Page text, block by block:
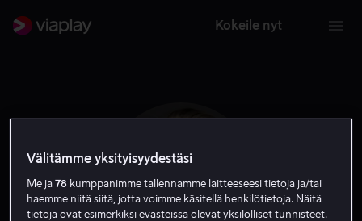
Kokeile nyt
Välitämme yksityisyydestäsi
Me ja78 kumppanimme tallennamme laitteeseesi tietoja ja/tai
haemme niitä siitä, jotta voimme käsitellä henkilötietoja. Näitä
tietoja ovat esimerkiksi evästeissä olevat yksilölliset tunnisteet.